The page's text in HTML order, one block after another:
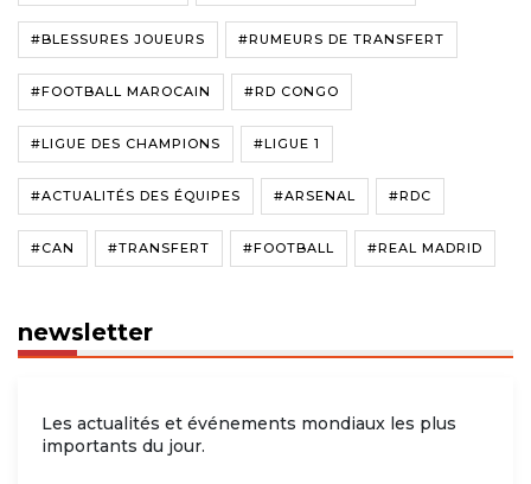
#BLESSURES JOUEURS #RUMEURS DE TRANSFERT
#FOOTBALL MAROCAIN #RD CONGO
#LIGUE DES CHAMPIONS #LIGUE 1
#ACTUALITÉS DES ÉQUIPES #ARSENAL #RDC
#CAN #TRANSFERT #FOOTBALL #REAL MADRID
newsletter
Les actualités et événements mondiaux les plus
importants du jour.